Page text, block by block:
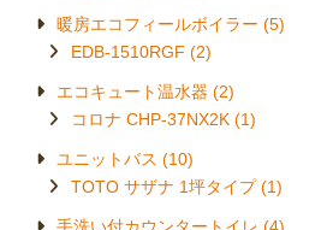
暖房エコフィールボイラー
EDB-1510RGF
エコキュート温水器
コロナ CHP-37NX2K
ユニットバス
TOTO サザナ 1坪タイプ